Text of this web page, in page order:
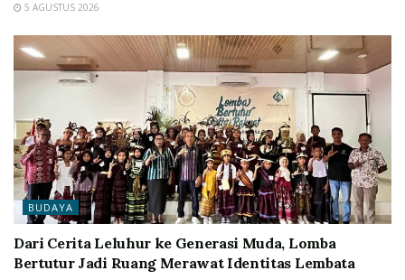
5 AGUSTUS 2026
BUDAYA
Dari Cerita Leluhur ke Generasi Muda, Lomba
Bertutur Jadi Ruang Merawat Identitas Lembata